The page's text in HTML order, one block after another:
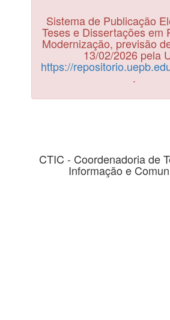
Sistema de Publicação
Teses e Dissertações em
Modernização, previsão
13/02/2026 pela
https://
.
CTIC - Coordenadoria de
Informação e